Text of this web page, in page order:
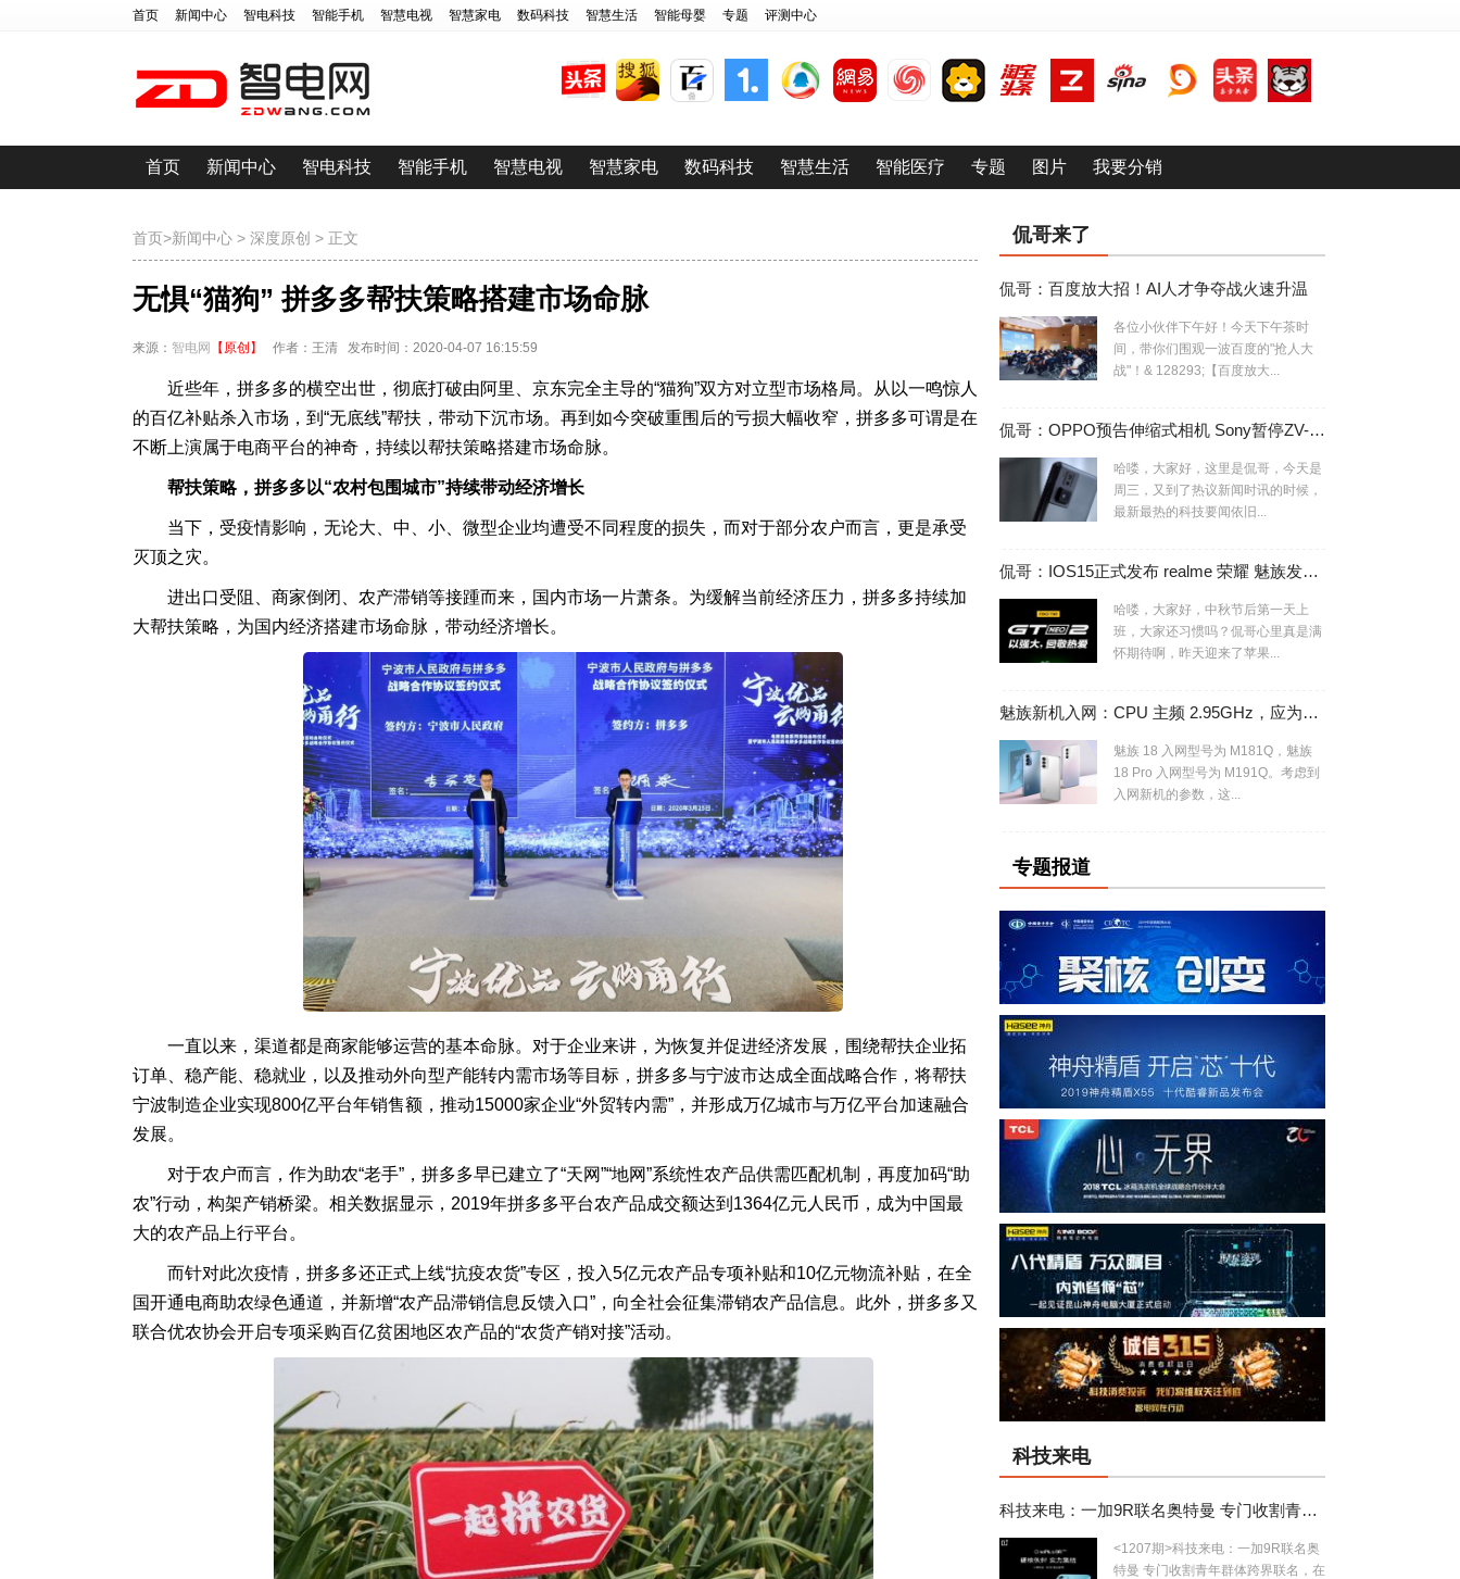
首页 新闻中心 智电科技 智能手机 智慧电视 智慧家电 数码科技 智慧生活 智能母婴 专题 评测中心
首页 新闻中心 智电科技 智能手机 智慧电视 智慧家电 数码科技 智慧生活 智能医疗 专题 图片 我要分销
首页>新闻中心 > 深度原创 > 正文
无惧“猫狗” 拼多多帮扶策略搭建市场命脉
来源： 智电网 【原创】 作者：王清 发布时间：2020-04-07 16:15:59
近些年，拼多多的横空出世，彻底打破由阿里、京东完全主导的“猫狗”双方对立型市场格局。从以一鸣惊人
的百亿补贴杀入市场，到“无底线”帮扶，带动下沉市场。再到如今突破重围后的亏损大幅收窄，拼多多可谓是在
不断上演属于电商平台的神奇，持续以帮扶策略搭建市场命脉。
帮扶策略，拼多多以“农村包围城市”持续带动经济增长
当下，受疫情影响，无论大、中、小、微型企业均遭受不同程度的损失，而对于部分农户而言，更是承受
灭顶之灾。
进出口受阻、商家倒闭、农产滞销等接踵而来，国内市场一片萧条。为缓解当前经济压力，拼多多持续加
大帮扶策略，为国内经济搭建市场命脉，带动经济增长。
一直以来，渠道都是商家能够运营的基本命脉。对于企业来讲，为恢复并促进经济发展，围绕帮扶企业拓
订单、稳产能、稳就业，以及推动外向型产能转内需市场等目标，拼多多与宁波市达成全面战略合作，将帮扶
宁波制造企业实现800亿平台年销售额，推动15000家企业“外贸转内需”，并形成万亿城市与万亿平台加速融合
发展。
对于农户而言，作为助农“老手”，拼多多早已建立了“天网”“地网”系统性农产品供需匹配机制，再度加码“助
农”行动，构架产销桥梁。相关数据显示，2019年拼多多平台农产品成交额达到1364亿元人民币，成为中国最
大的农产品上行平台。
而针对此次疫情，拼多多还正式上线“抗疫农货”专区，投入5亿元农产品专项补贴和10亿元物流补贴，在全
国开通电商助农绿色通道，并新增“农产品滞销信息反馈入口”，向全社会征集滞销农产品信息。此外，拼多多又
联合优农协会开启专项采购百亿贫困地区农产品的“农货产销对接”活动。
侃哥来了
侃哥：百度放大招！AI人才争夺战火速升温
各位小伙伴下午好！今天下午茶时
间，带你们围观一波百度的"抢人大
战"！& 128293;【百度放大...
侃哥：OPPO预告伸缩式相机 Sony暂停ZV-E10相机生产
哈喽，大家好，这里是侃哥，今天是
周三，又到了热议新闻时讯的时候，
最新最热的科技要闻依旧...
侃哥：IOS15正式发布 realme 荣耀 魅族发布会撞车
哈喽，大家好，中秋节后第一天上
班，大家还习惯吗？侃哥心里真是满
怀期待啊，昨天迎来了苹果...
魅族新机入网：CPU 主频 2.95GHz，应为魅族 18/Pro 换芯版
魅族 18 入网型号为 M181Q，魅族
18 Pro 入网型号为 M191Q。考虑到
入网新机的参数，这...
专题报道
科技来电
科技来电：一加9R联名奥特曼 专门收割青年群体
<1207期>科技来电：一加9R联名奥
特曼 专门收割青年群体跨界联名，在